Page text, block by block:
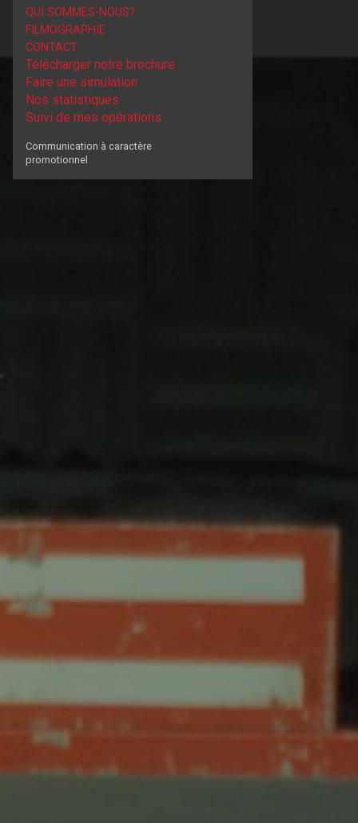
Télécharger notre brochure
Faire une simulation
Nos statistiques
Suivi de mes opérations
Communication à caractère
promotionnel
QUI SOMMES-NOUS?
FILMOGRAPHIE
CONTACT